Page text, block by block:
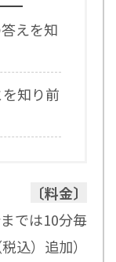
えを知
知り前
〔料金〕
では10分毎
込）追加）